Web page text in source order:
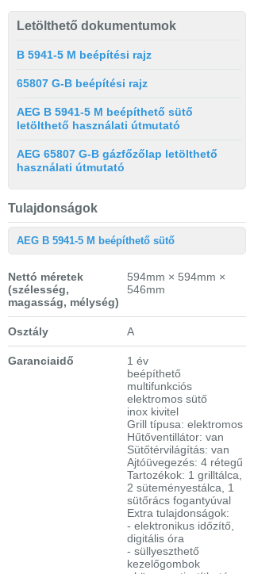
Letölthető dokumentumok
B 5941-5 M beépítési rajz
65807 G-B beépítési rajz
AEG B 5941-5 M beépíthető sütő
letölthető használati útmutató
AEG 65807 G-B gázfőzőlap letölthető
használati útmutató
Tulajdonságok
AEG B 5941-5 M beépíthető sütő
Nettó méretek
(szélesség,
magasság, mélység)
594mm × 594mm ×
546mm
Osztály A
Garanciaidő
1 év
beépíthető
multifunkciós
elektromos sütő
inox kivitel
Grill típusa: elektromos
Hűtőventillátor: van
Sütőtérvilágítás: van
Ajtóüvegezés: 4 rétegű
Tartozékok: 1 grilltálca,
2 süteményestálca, 1
sütőrács fogantyúval
Extra tulajdonságok:
- elektronikus időzítő,
digitális óra
- süllyeszthető
kezelőgombok